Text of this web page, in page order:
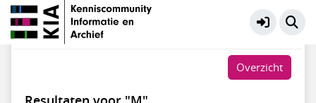
KIA Kennisbank Meer
# A B C D E F G H I J K W X Z
Overzicht